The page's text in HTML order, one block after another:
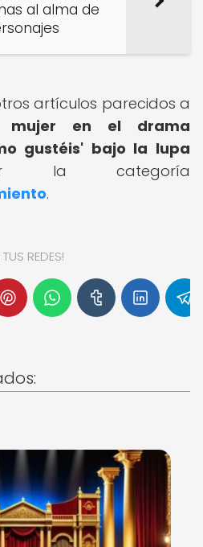
al alma de
artículos parecidos a
en el drama
gustéis' bajo la lupa
la categoría
.
REDES!